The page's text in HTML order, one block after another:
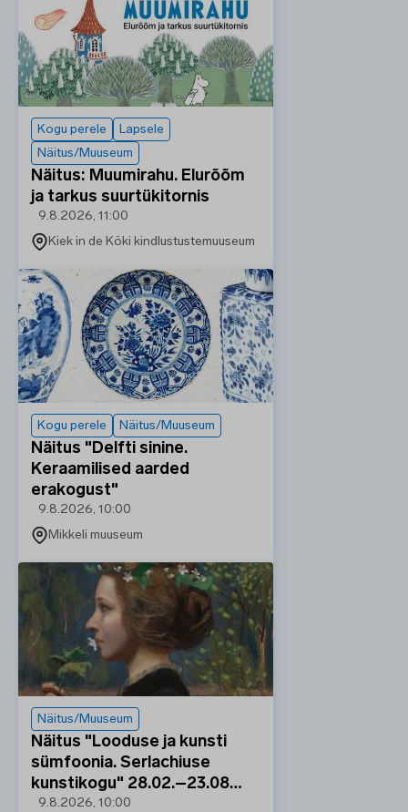
Kogu perele
Lapsele
Näitus/Muuseum
Näitus: Muumirahu. Elurõõm
ja tarkus suurtükitornis
9.8.2026, 11:00
Kiek in de Köki kindlustustemuuseum
Kogu perele Näitus/Muuseum
Näitus "Delfti sinine.
Keraamilised aarded
erakogust"
9.8.2026, 10:00
Mikkeli muuseum
Näitus/Muuseum
Näitus "Looduse ja kunsti
sümfoonia. Serlachiuse
kunstikogu" 28.02.–23.08…
9.8.2026, 10:00